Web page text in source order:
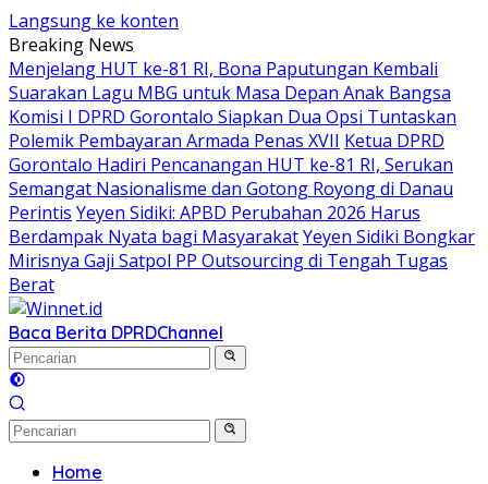
Langsung ke konten
Breaking News
Menjelang HUT ke-81 RI, Bona Paputungan Kembali
Suarakan Lagu MBG untuk Masa Depan Anak Bangsa
Komisi I DPRD Gorontalo Siapkan Dua Opsi Tuntaskan
Polemik Pembayaran Armada Penas XVII Ketua DPRD
Gorontalo Hadiri Pencanangan HUT ke-81 RI, Serukan
Semangat Nasionalisme dan Gotong Royong di Danau
Perintis Yeyen Sidiki: APBD Perubahan 2026 Harus
Berdampak Nyata bagi MasyarakatYeyen Sidiki Bongkar
Mirisnya Gaji Satpol PP Outsourcing di Tengah Tugas
Berat
Baca Berita DPRDChannel
Home